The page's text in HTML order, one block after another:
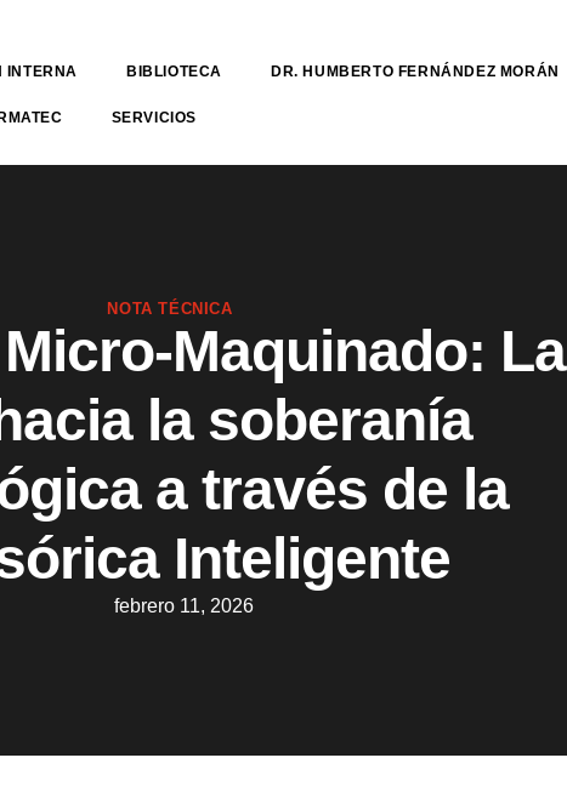
INTERNA BIBLIOTECA DR. HUMBERTO FERNÁNDEZ MORÁN
SERVICIOS
NOTA TÉCNICA
Maquinado: La
la soberanía
a través de la
Inteligente
febrero 11, 2026